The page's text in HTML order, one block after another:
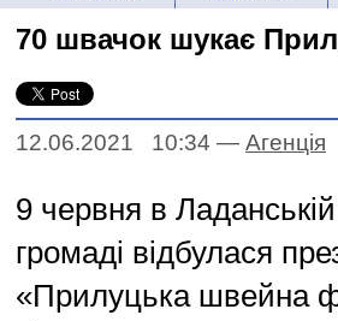
70 швачок шукає
12.06.2021 10:34 — Агенцiя
9 червня в Ладанській
громаді відбулася
«Прилуцька швейна